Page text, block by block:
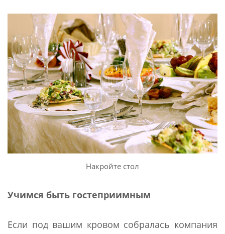
Накройте стол
Учимся быть гостеприимным
Если под вашим кровом собралась компания